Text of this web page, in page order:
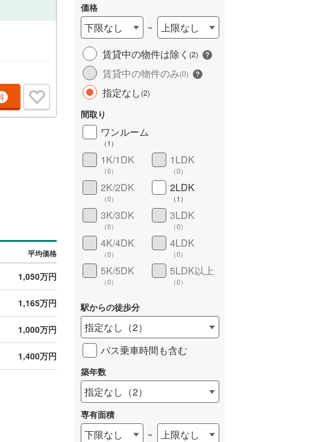
平均価格
1,050万円
1,165万円
1,000万円
1,400万円
価格
下限なし ~
上限なし
賃貸中の物件は除く (2)
賃貸中の物件のみ(0)
指定なし(2)
間取り
ワンルーム
（1 ）
1K/1DK
（0）
1LDK
（0）
2K/2DK
（0）
2LDK
（1 ）
3K/3DK
（0）
3LDK
（0）
4K/4DK
（0）
4LDK
（0）
5K/5DK
（0）
5LDK以上
（0）
駅からの徒歩分
指定なし （2）
バス乗車時間も含む
築年数
指定なし （2）
専有面積
下限なし ~ 上限なし
ワイドバルコニー（0 ）
詳しく見る